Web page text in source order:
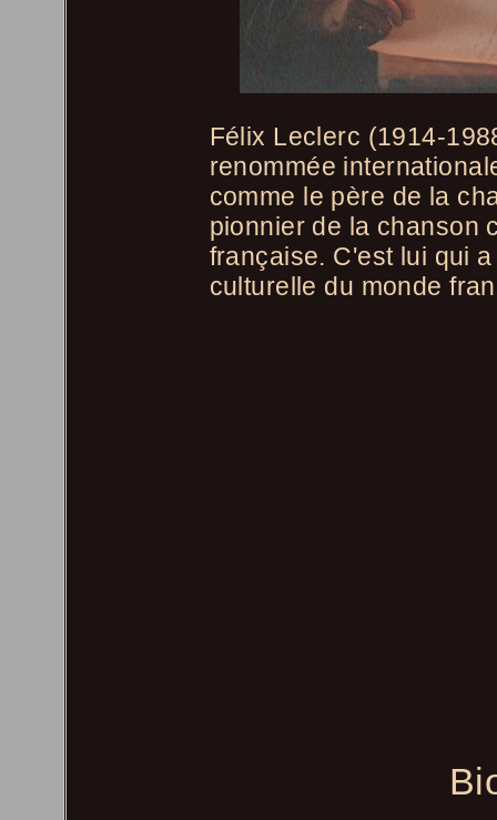
Félix Leclerc (1914-
renommée
comme le père de la
pionnier de la chanson
française. C'est lui qui
culturelle du monde